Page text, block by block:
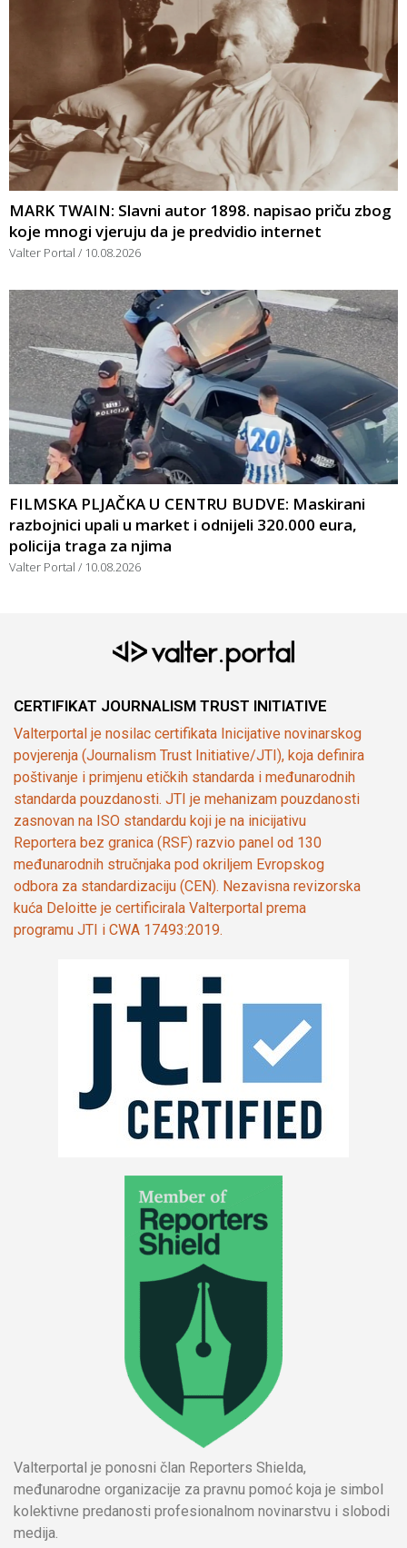
MARK TWAIN: Slavni autor 1898. napisao priču zbog
koje mnogi vjeruju da je predvidio internet
Valter Portal 10.08.2026
FILMSKA PLJAČKA U CENTRU BUDVE: Maskirani
razbojnici upali u market i odnijeli 320.000 eura,
policija traga za njima
Valter Portal 10.08.2026
CERTIFIKAT JOURNALISM TRUST INITIATIVE
Valterportal je nosilac certifikata Inicijative novinarskog
povjerenja (Journalism Trust Initiative/JTI), koja definira
poštivanje i primjenu etičkih standarda i međunarodnih
standarda pouzdanosti. JTI je mehanizam pouzdanosti
zasnovan na ISO standardu koji je na inicijativu
Reportera bez granica (RSF) razvio panel od 130
međunarodnih stručnjaka pod okriljem Evropskog
odbora za standardizaciju (CEN). Nezavisna revizorska
kuća Deloitte je certificirala Valterportal prema
programu JTI i CWA 17493:2019.
Valterportal je ponosni član Reporters Shielda,
međunarodne organizacije za pravnu pomoć koja je simbol
kolektivne predanosti profesionalnom novinarstvu i slobodi
medija.